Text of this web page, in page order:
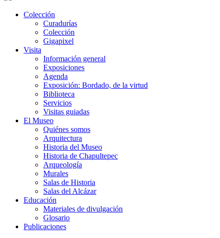
Colección
Curadurías
Colección
Gigapixel
Visita
Información general
Exposiciones
Agenda
Exposición: Bordado, de la virtud
Biblioteca
Servicios
Visitas guiadas
El Museo
Quiénes somos
Arquitectura
Historia del Museo
Historia de Chapultepec
Arqueología
Murales
Salas de Historia
Salas del Alcázar
Educación
Materiales de divulgación
Glosario
Publicaciones